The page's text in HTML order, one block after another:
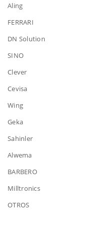
Aling
FERRARI
DN Solution
SINO
Clever
Cevisa
Wing
Geka
Sahinler
Alwema
BARBERO
Milltronics
OTROS